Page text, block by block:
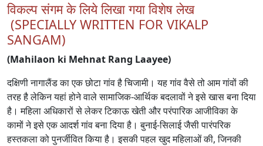
विकल्प संगम के लिये लिखा गया विशेष लेख
(SPECIALLY WRITTEN FOR VIKALP
SANGAM)
(Mahilaon ki Mehnat Rang Laayee)
दक्षिणी नागालैंड का एक छोटा गांव है चिजामी। यह गांव वैसे तो आम गांवों की
तरह है लेकिन यहां होने वाले सामाजिक-आर्थिक बदलावों ने इसे खास बना दिया
है। महिला अधिकारों से लेकर टिकाऊ खेती और परंपारिक आजीविका के
कामों ने इसे एक आदर्श गांव बना दिया है। बुनाई-सिलाई जैसी पारंपरिक
हस्तकला को पुनर्जीवित किया है। इसकी पहल खुद महिलाओं की, जिनकी